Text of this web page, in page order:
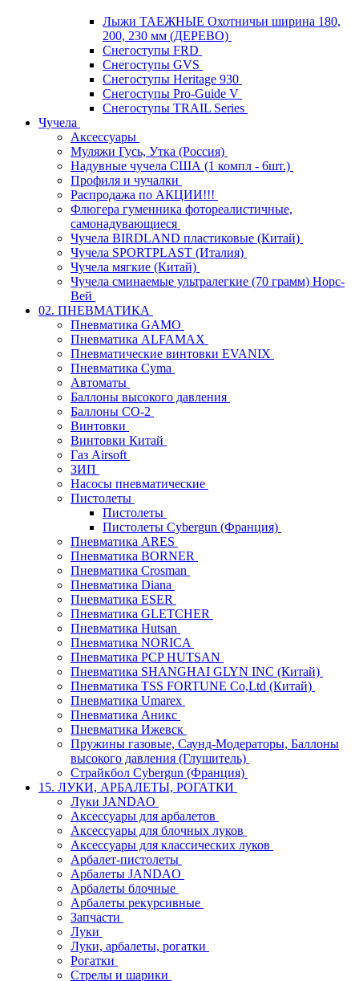
Лыжи ТАЕЖНЫЕ Охотничьи ширина 180,
200, 230 мм (ДЕРЕВО)
Снегоступы FRD
Снегоступы GVS
Снегоступы Heritage 930
Снегоступы Pro-Guide V
Снегоступы TRAIL Series
Чучела
Аксессуары
Муляжи Гусь, Утка (Россия)
Надувные чучела США (1 компл - 6шт.)
Профиля и чучалки
Распродажа по АКЦИИ!!!
Флюгера гуменника фотореалистичные,
самонадувающиеся
Чучела BIRDLAND пластиковые (Китай)
Чучела SPORTPLAST (Италия)
Чучела мягкие (Китай)
Чучела сминаемые ультралегкие (70 грамм) Норс-
Вей
02. ПНЕВМАТИКА
Пневматика GAMO
Пневматика ALFAMAX
Пневматические винтовки EVANIX
Пневматика Cyma
Автоматы
Баллоны высокого давления
Баллоны СО-2
Винтовки
Винтовки Китай
Газ Airsoft
ЗИП
Насосы пневматические
Пистолеты
Пистолеты
Пистолеты Cybergun (Франция)
Пневматика ARES
Пневматика BORNER
Пневматика Crosman
Пневматика Diana
Пневматика ESER
Пневматика GLETCHER
Пневматика Hutsan
Пневматика NORICA
Пневматика PCP HUTSAN
Пневматика SHANGHAI GLYN INC (Китай)
Пневматика TSS FORTUNE Co,Ltd (Китай)
Пневматика Umarex
Пневматика Аникс
Пневматика Ижевск
Пружины газовые, Саунд-Модераторы, Баллоны
высокого давления (Глушитель)
Страйкбол Cybergun (Франция)
15. ЛУКИ, АРБАЛЕТЫ, РОГАТКИ
Луки JANDAO
Аксессуары для арбалетов
Аксессуары для блочных луков
Аксессуары для классических луков
Арбалет-пистолеты
Арбалеты JANDAO
Арбалеты блочные
Арбалеты рекурсивные
Запчасти
Луки
Луки, арбалеты, рогатки
Рогатки
Стрелы и шарики